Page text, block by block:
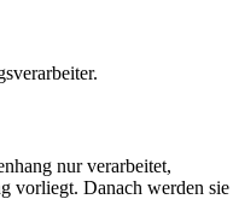
nur verarbeitet,
vorliegt. Danach werden sie